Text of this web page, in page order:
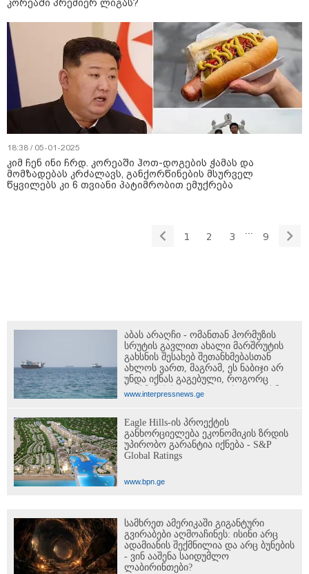
კორეაში პრემიერ ლიგას?
18:38 / 05-01-2025
კიმ ჩენ ინი ჩრდ. კორეაში ჰოთ-დოგების ჭამას და
მომზადებას კრძალავს, განქორწინების მსურველ
წყვილებს კი 6 თვიანი პატიმრობით ემუქრება
1 2 3
...
9
აბას არაღჩი - ომანთან ჰორმუზის
სრუტის გავლით ახალი მარშრუტის
გახსნის შესახებ შეთანხმებასთან
ახლოს ვართ, მაგრამ, ეს ნაბიჯი არ
უნდა იქნას გაგებული, როგორც
ჰორმუზის სრუტის ხელახლა გახსნა
www.interpressnews.ge
Eagle Hills-ის პროექტის
განხორციელება ეკონომიკის ზრდის
უპირობო გარანტია იქნება - S&P
Global Ratings
www.bpn.ge
სამხრეთ ამერიკაში გიგანტური
გვირაბები აღმოაჩინეს: ისინი არც
ადამიანის შექმნილია და არც ბუნების
- ვინ ააშენა საიდუმლო
ლაბირინთები?